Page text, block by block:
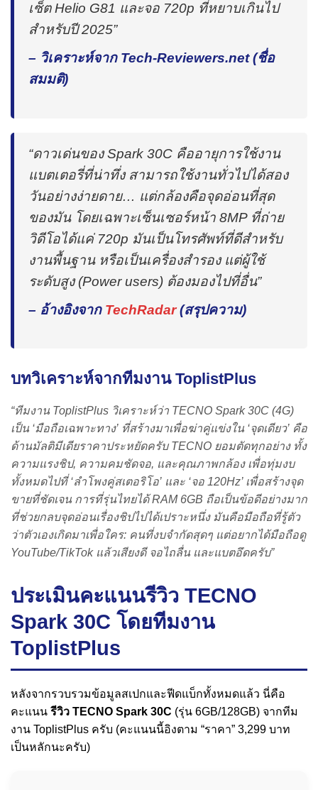
เซ็ต Helio G81 และจอ 720p ที่หยาบเกินไป
สำหรับปี 2025”
– วิเคราะห์จาก Tech-Reviewers.net (ชื่อ
สมมติ)
“ดาวเด่นของ Spark 30C คืออายุการใช้งาน
แบตเตอรี่ที่น่าทึ่ง สามารถใช้งานทั่วไปได้สอง
วันอย่างง่ายดาย… แต่กล้องคือจุดอ่อนที่สุด
ของมัน โดยเฉพาะเซ็นเซอร์หน้า 8MP ที่ถ่าย
วิดีโอได้แค่ 720p มันเป็นโทรศัพท์ที่ดีสำหรับ
งานพื้นฐาน หรือเป็นเครื่องสำรอง แต่ผู้ใช้
ระดับสูง (Power users) ต้องมองไปที่อื่น”
– อ้างอิงจาก TechRadar(สรุปความ)
บทวิเคราะห์จากทีมงาน ToplistPlus
“ทีมงาน ToplistPlus วิเคราะห์ว่า TECNO Spark 30C (4G)
เป็น ‘มือถือเฉพาะทาง’ ที่สร้างมาเพื่อฆ่าคู่แข่งใน ‘จุดเดียว’ คือ
ด้านมัลติมีเดียราคาประหยัดครับ TECNO ยอมตัดทุกอย่าง ทั้ง
ความแรงชิป, ความคมชัดจอ, และคุณภาพกล้อง เพื่อทุ่มงบ
ทั้งหมดไปที่ ‘ลำโพงคู่สเตอริโอ’ และ ‘จอ 120Hz’ เพื่อสร้างจุด
ขายที่ชัดเจน การที่รุ่นไทยได้ RAM 6GB ถือเป็นข้อดีอย่างมาก
ที่ช่วยกลบจุดอ่อนเรื่องชิปไปได้เปราะหนึ่ง มันคือมือถือที่รู้ตัว
ว่าตัวเองเกิดมาเพื่อใคร: คนที่งบจำกัดสุดๆ แต่อยากได้มือถือดู
YouTube/TikTok แล้วเสียงดี จอไถลื่น และแบตอึดครับ”
ประเมินคะแนนรีวิว TECNO
Spark 30C โดยทีมงาน
ToplistPlus
หลังจากรวบรวมข้อมูลสเปกและฟีดแบ็กทั้งหมดแล้ว นี่คือ
คะแนน รีวิว TECNO Spark 30C (รุ่น 6GB/128GB) จากทีม
งาน ToplistPlus ครับ (คะแนนนี้อิงตาม “ราคา” 3,299 บาท
เป็นหลักนะครับ)